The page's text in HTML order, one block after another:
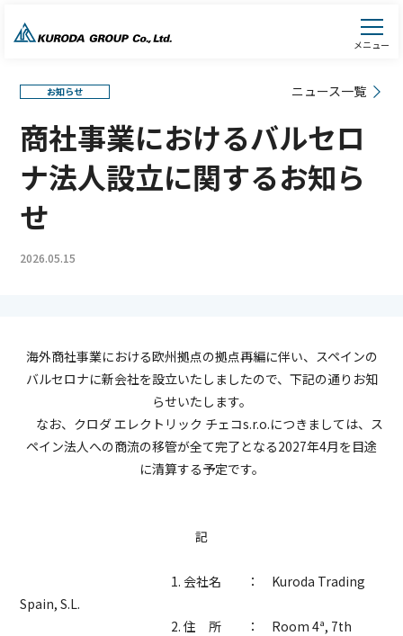
メニュー
お知らせ ニュース一覧
商社事業におけるバルセロ
ナ法人設立に関するお知ら
せ
2026.05.15
海外商社事業における欧州拠点の拠点再編に伴い、スペインの
バルセロナに新会社を設立いたしましたので、下記の通りお知
らせいたします。
なお、クロダ エレクトリック チェコs.r.o.につきましては、ス
ペイン法人への商流の移管が全て完了となる2027年4月を目途
に清算する予定です。
記
1. 会社名 ： Kuroda Trading
Spain, S.L.
2. 住 所 ： Room 4ª, 7th